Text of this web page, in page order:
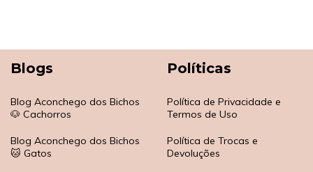
Blogs
Blog Aconchego dos Bichos
🐶 Cachorros
Blog Aconchego dos Bichos
🐱 Gatos
Políticas
Política de Privacidade e
Termos de Uso
Política de Trocas e
Devoluções